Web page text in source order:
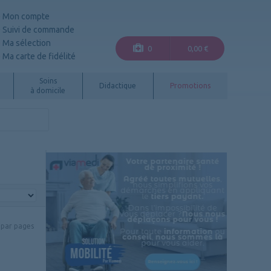
Mon compte
Suivi de commande
Ma sélection
Ma carte de fidélité
0 0,00 €
Soins
à domicile
Didactique Promotions
par pages